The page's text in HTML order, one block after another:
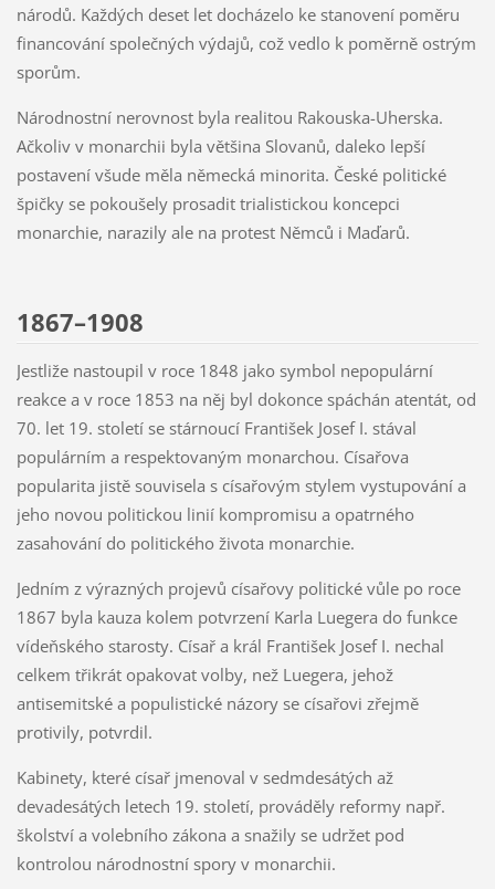
národů. Každých deset let docházelo ke stanovení poměru
financování společných výdajů, což vedlo k poměrně ostrým
sporům.
Národnostní nerovnost byla realitou Rakouska-Uherska.
Ačkoliv v monarchii byla většina Slovanů, daleko lepší
postavení všude měla německá minorita. České politické
špičky se pokoušely prosadit trialistickou koncepci
monarchie, narazily ale na protest Němců i Maďarů.
1867–1908
Jestliže nastoupil v roce 1848 jako symbol nepopulární
reakce a v roce 1853 na něj byl dokonce spáchán atentát, od
70. let 19. století se stárnoucí František Josef I. stával
populárním a respektovaným monarchou. Císařova
popularita jistě souvisela s císařovým stylem vystupování a
jeho novou politickou linií kompromisu a opatrného
zasahování do politického života monarchie.
Jedním z výrazných projevů císařovy politické vůle po roce
1867 byla kauza kolem potvrzení Karla Luegera do funkce
vídeňského starosty. Císař a král František Josef I. nechal
celkem třikrát opakovat volby, než Luegera, jehož
antisemitské a populistické názory se císařovi zřejmě
protivily, potvrdil.
Kabinety, které císař jmenoval v sedmdesátých až
devadesátých letech 19. století, prováděly reformy např.
školství a volebního zákona a snažily se udržet pod
kontrolou národnostní spory v monarchii.